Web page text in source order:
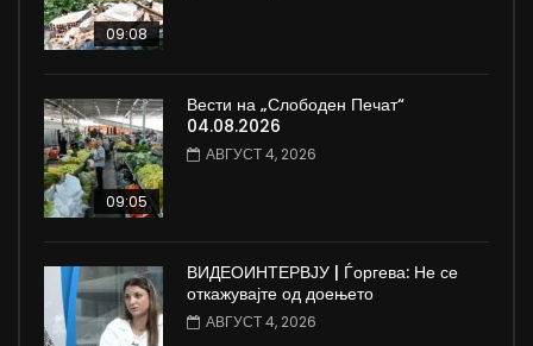
09:08
09:05
Вести на „Слободен Печат“
04.08.2026
АВГУСТ 4, 2026
ВИДЕОИНТЕРВЈУ | Ѓоргева: Не се
откажувајте од доењето
АВГУСТ 4, 2026